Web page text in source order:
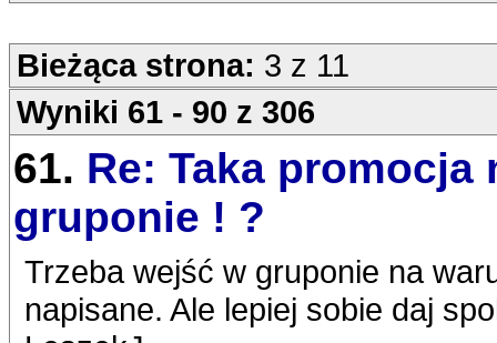
Bieżąca strona: 3 z 11
Wyniki 61 - 90 z 306
61. Re: Taka promocja
gruponie ! ?
Trzeba wejść w gruponie na
napisane. Ale lepiej sobie daj